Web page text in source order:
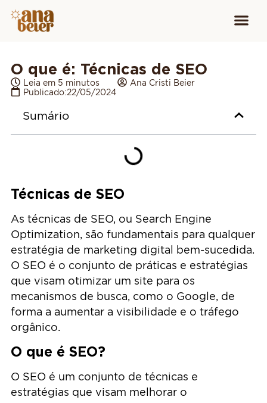
O que é: Técnicas de SEO
Leia em 5 minutos
Ana Cristi Beier
Publicado:22/05/2024
Sumário
Técnicas de SEO
As técnicas de SEO, ou Search Engine
Optimization, são fundamentais para qualquer
estratégia de marketing digital bem-sucedida.
O SEO é o conjunto de práticas e estratégias
que visam otimizar um site para os
mecanismos de busca, como o Google, de
forma a aumentar a visibilidade e o tráfego
orgânico.
O que é SEO?
O SEO é um conjunto de técnicas e
estratégias que visam melhorar o